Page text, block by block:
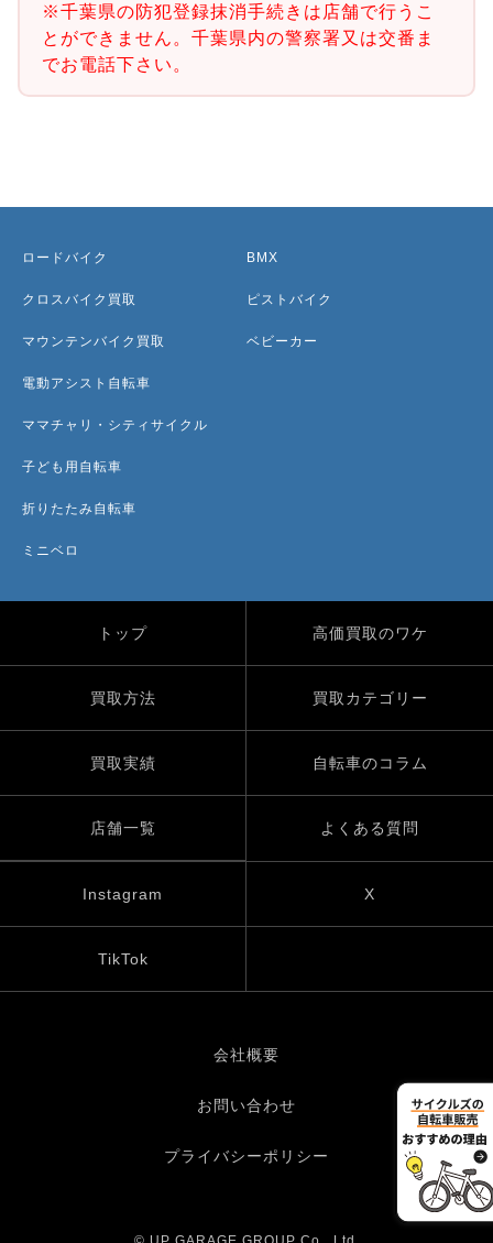
※千葉県の防犯登録抹消手続きは店舗で行うこ
とができません。千葉県内の警察署又は交番ま
でお電話下さい。
ロードバイク
クロスバイク買取
マウンテンバイク買取
電動アシスト自転車
ママチャリ・シティサイクル
子ども用自転車
折りたたみ自転車
ミニベロ
BMX
ピストバイク
ベビーカー
トップ 高価買取のワケ
買取方法 買取カテゴリー
買取実績 自転車のコラム
店舗一覧 よくある質問
Instagram X
TikTok
会社概要
お問い合わせ
プライバシーポリシー